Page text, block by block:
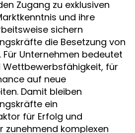
Zugang zu exklusiven
und ihre
sichern
die Besetzung von
Für Unternehmen bedeutet
für
auf neue
Damit bleiben
ein
für Erfolg und
zunehmend komplexen